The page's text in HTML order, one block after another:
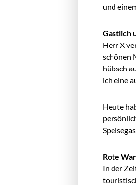
und
Gastlich
Herr X
schönen
hübsch
ich eine
Heute
Rote
In der